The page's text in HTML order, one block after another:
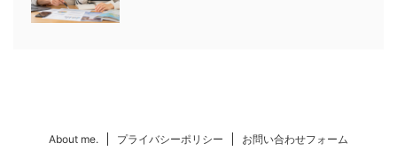
About me. プライバシーポリシー お問い合わせフォーム